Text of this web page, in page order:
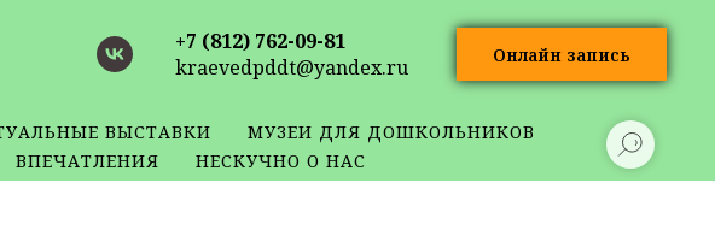
+7 (812) 762-09-81
kraevedpddt@yandex.ru
Онлайн запись
ВЫСТАВКИ
МУЗЕИ ДЛЯ ДОШКОЛЬНИКОВ
ВПЕЧАТЛЕНИЯ НЕСКУЧНО О НАС